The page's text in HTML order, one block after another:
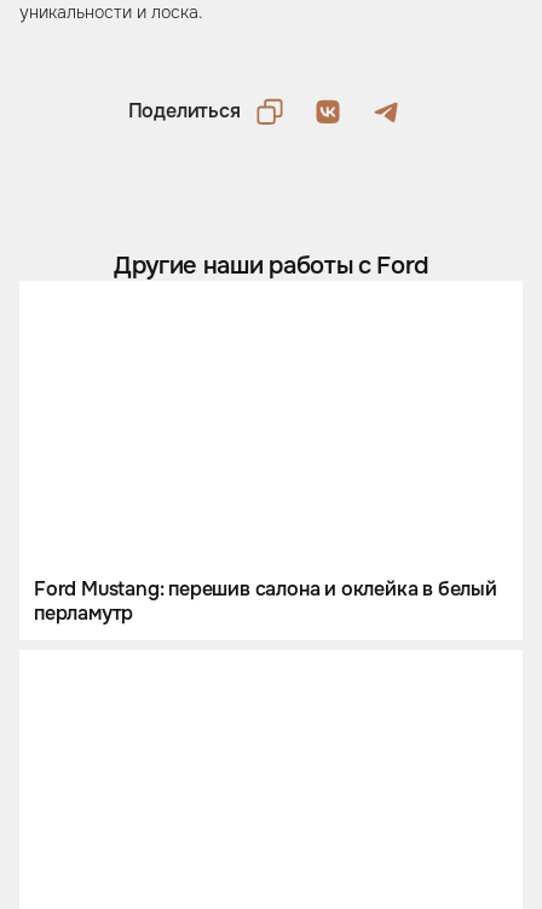
уникальности и лоска.
Поделиться
Другие наши работы с Ford
Ford Mustang: перешив салона и оклейка в белый
перламутр